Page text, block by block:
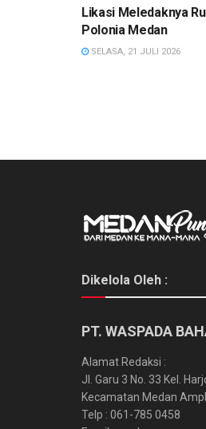
Likasi Meledaknya
Polonia Medan
SELASA, 21 JULI 2026
Dikelola Oleh :
PT. WASPADA
Alamat Redaksi :
Jl. Garu 3 No. 33 Kel.
Kecamatan Medan
Telp : 061-785 0458